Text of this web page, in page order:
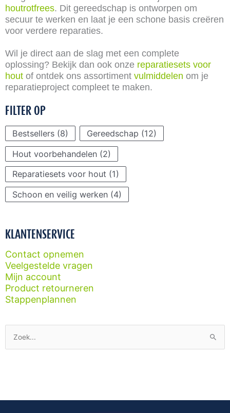
FILTER OP
Bestsellers (8) Gereedschap (12)
Hout voorbehandelen (2)
Reparatiesets voor hout (1)
Schoon en veilig werken (4)
KLANTENSERVICE
Contact opnemen
Veelgestelde vragen
Mijn account
Product retourneren
Stappenplannen
Zoek
naar:
houtrotfrees. Dit gereedschap is ontworpen om
secuur te werken en laat je een schone basis creëren
voor verdere reparaties.
Wil je direct aan de slag met een complete
oplossing? Bekijk dan ook onze reparatiesets voor
hout of ontdek ons assortiment vulmiddelen om je
reparatieproject compleet te maken.